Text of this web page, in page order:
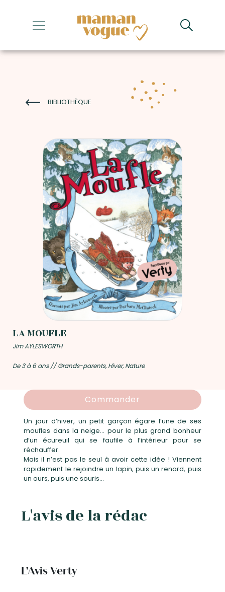
+
+
+
BIBLIOTHÈQUE
LA MOUFLE
Jim AYLESWORTH
De 3 à 6 ans // Grands-parents, Hiver, Nature
Commander
Un jour d’hiver, un petit garçon égare l’une de ses
moufles dans la neige… pour le plus grand bonheur
d’un écureuil qui se faufile à l’intérieur pour se
réchauffer.
Mais il n’est pas le seul à avoir cette idée ! Viennent
rapidement le rejoindre un lapin, puis un renard, puis
un ours, puis une souris…
L'avis de la rédac
L’Avis Verty